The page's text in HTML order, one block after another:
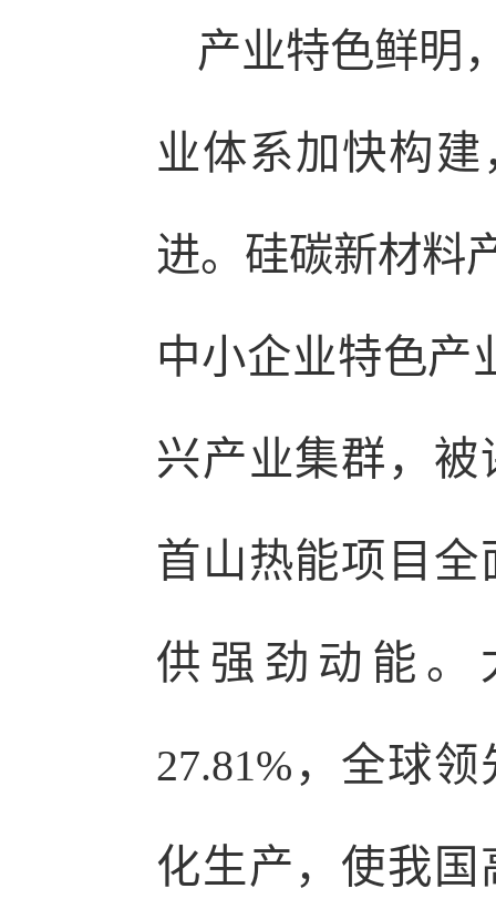
产业特色鲜明
业体系加快构建
进。硅碳新材料
中小企业特色产
兴产业集群，
首山热能项目
供强劲动能。
27.81%，全球
化生产，使我